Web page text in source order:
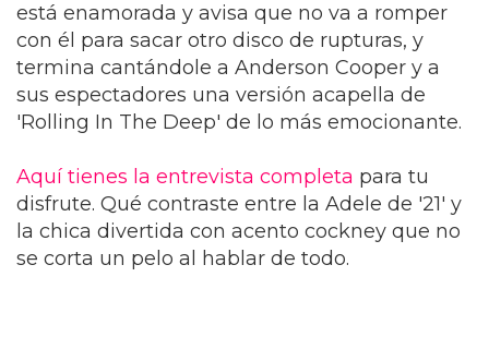
está enamorada y avisa que no va a romper
con él para sacar otro disco de rupturas, y
termina cantándole a Anderson Cooper y a
sus espectadores una versión acapella de
'Rolling In The Deep' de lo más emocionante.
Aquí tienes la entrevista completa para tu
disfrute. Qué contraste entre la Adele de '21' y
la chica divertida con acento cockney que no
se corta un pelo al hablar de todo.